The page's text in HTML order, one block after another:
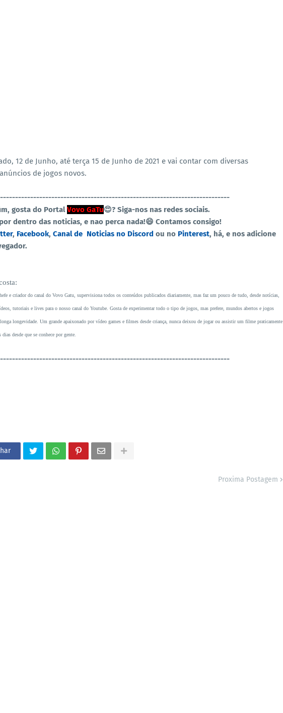
12 de Junho, até terça 15 de Junho de 2021 e vai contar com diversas
de jogos novos.
----------------------------------------------------
gosta do PortalVovo GaTu😍? Siga-nos nas redes sociais.
dentro das noticias, e nao perca nada!😄 Contamos consigo!
, Facebook, Canal de Noticias no Discord ou no Pinterest, há, e nos adicione
e criador do canal do Vovo Gatu, supervisiona todos os conteúdos publicados diariamente, mas faz um pouco de tudo, desde notícias,
tutoriais e lives para o nosso canal do Youtube. Gosta de experimentar todo o tipo de jogos, mas prefere, mundos abertos e jogos
longevidade. Um grande apaixonado por vídeo games e filmes desde criança, nunca deixou de jogar ou assistir um filme praticamente
desde que se conhece por gente.
----------------------------------------------------
Proxima Postagem